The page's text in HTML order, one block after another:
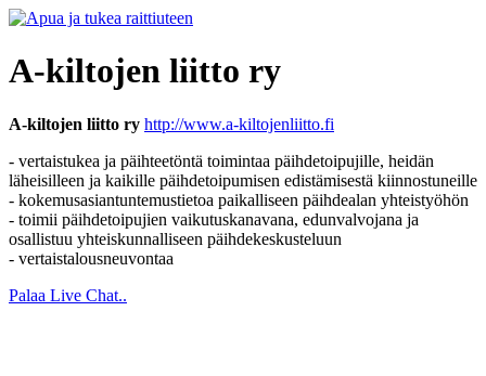
A-kiltojen liitto ry
A-kiltojen liitto ry http://www.a-kiltojenliitto.fi
- vertaistukea ja päihteetöntä toimintaa päihdetoipujille, heidän
läheisilleen ja kaikille päihdetoipumisen edistämisestä kiinnostuneille
- kokemusasiantuntemustietoa paikalliseen päihdealan yhteistyöhön
- toimii päihdetoipujien vaikutuskanavana, edunvalvojana ja
osallistuu yhteiskunnalliseen päihdekeskusteluun
- vertaistalousneuvontaa
Palaa Live Chat..